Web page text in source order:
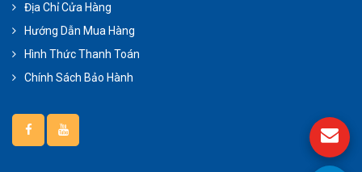
Địa Chỉ Cửa Hàng
Hướng Dẫn Mua Hàng
Hình Thức Thanh Toán
Chính Sách Bảo Hành